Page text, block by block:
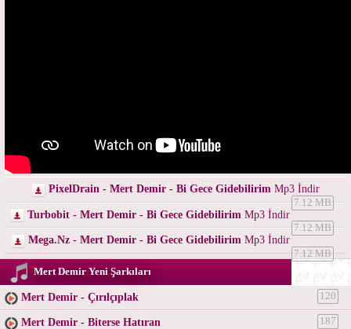
PixelDrain - Mert Demir - Bi Gece Gidebilirim Mp3 İndir
7.12 MB
Turbobit - Mert Demir - Bi Gece Gidebilirim Mp3 İndir
7.12 MB
Mega.Nz - Mert Demir - Bi Gece GidebilirimMp3 İndir
7.12 MB
Mert Demir Yeni Şarkıları
Mert Demir - Çırılçıplak 120
Mert Demir - Biterse Hatıran 187